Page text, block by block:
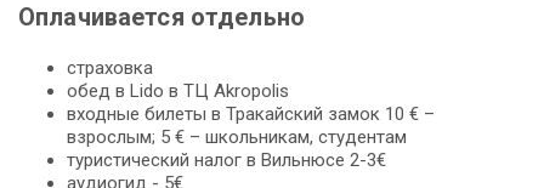
Оплачивается отдельно
страховка
обед в Lido в ТЦ Akropolis
входные билеты в Тракайский замок 10 € –
взрослым; 5 € – школьникам, студентам
туристический налог в Вильнюсе 2-3€
аудиогид - 5€